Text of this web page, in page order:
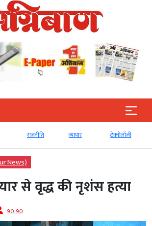
राजनीति व्‍यापार टेक्‍नोलॉजी
News)
से वृद्ध की नृशंस हत्या
90 90